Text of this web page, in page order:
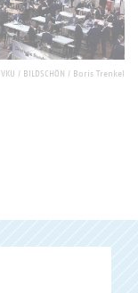
VKU / BILDSCHÖN / Boris Trenkel